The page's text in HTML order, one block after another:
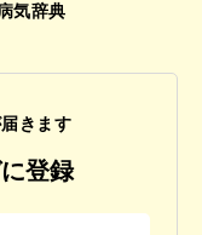
気辞典
きます
登録